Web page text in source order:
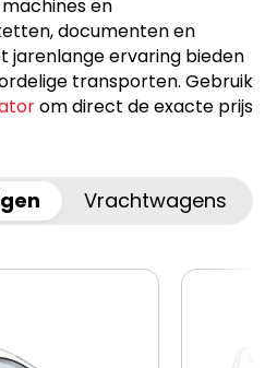
en
documenten en
jarenlange ervaring bieden
transporten. Gebruik
om direct de exacte prijs
Vrachtwagens